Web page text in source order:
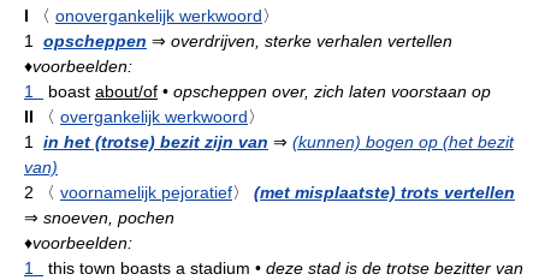
I
〈 onovergankelijk werkwoord〉
1 opscheppen ⇒ overdrijven, sterke verhalen vertellen
♦voorbeelden:
1
boast about/of • opscheppen over, zich laten voorstaan op
II
〈 overgankelijk werkwoord〉
1 in het (trotse) bezit zijn van ⇒ (kunnen) bogen op (het bezit
van)
2
〈 voornamelijk pejoratief〉
(met misplaatste) trots vertellen
⇒ snoeven, pochen
♦voorbeelden:
1
this town boasts a stadium • deze stad is de trotse bezitter van